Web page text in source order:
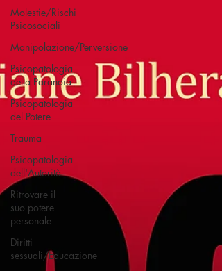
Molestie/Rischi
Psicosociali
Manipolazione/Perversione
Psicopatologia
della Paranoia
Psicopatologia
del Potere
Trauma
Psicopatologia
dell'Autorità
Ritrovare il
suo potere
personale
Diritti
sessuali/Educazione